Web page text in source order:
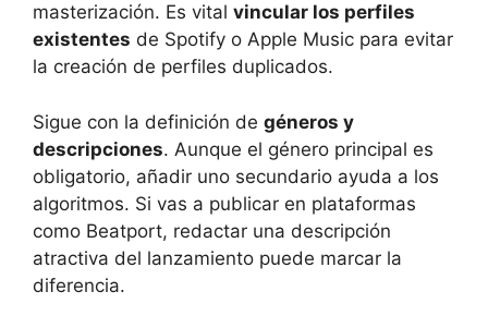
masterización. Es vital vincular los perfiles
existentes de Spotify o Apple Music para evitar
la creación de perfiles duplicados.
Sigue con la definición de géneros y
descripciones. Aunque el género principal es
obligatorio, añadir uno secundario ayuda a los
algoritmos. Si vas a publicar en plataformas
como Beatport, redactar una descripción
atractiva del lanzamiento puede marcar la
diferencia.